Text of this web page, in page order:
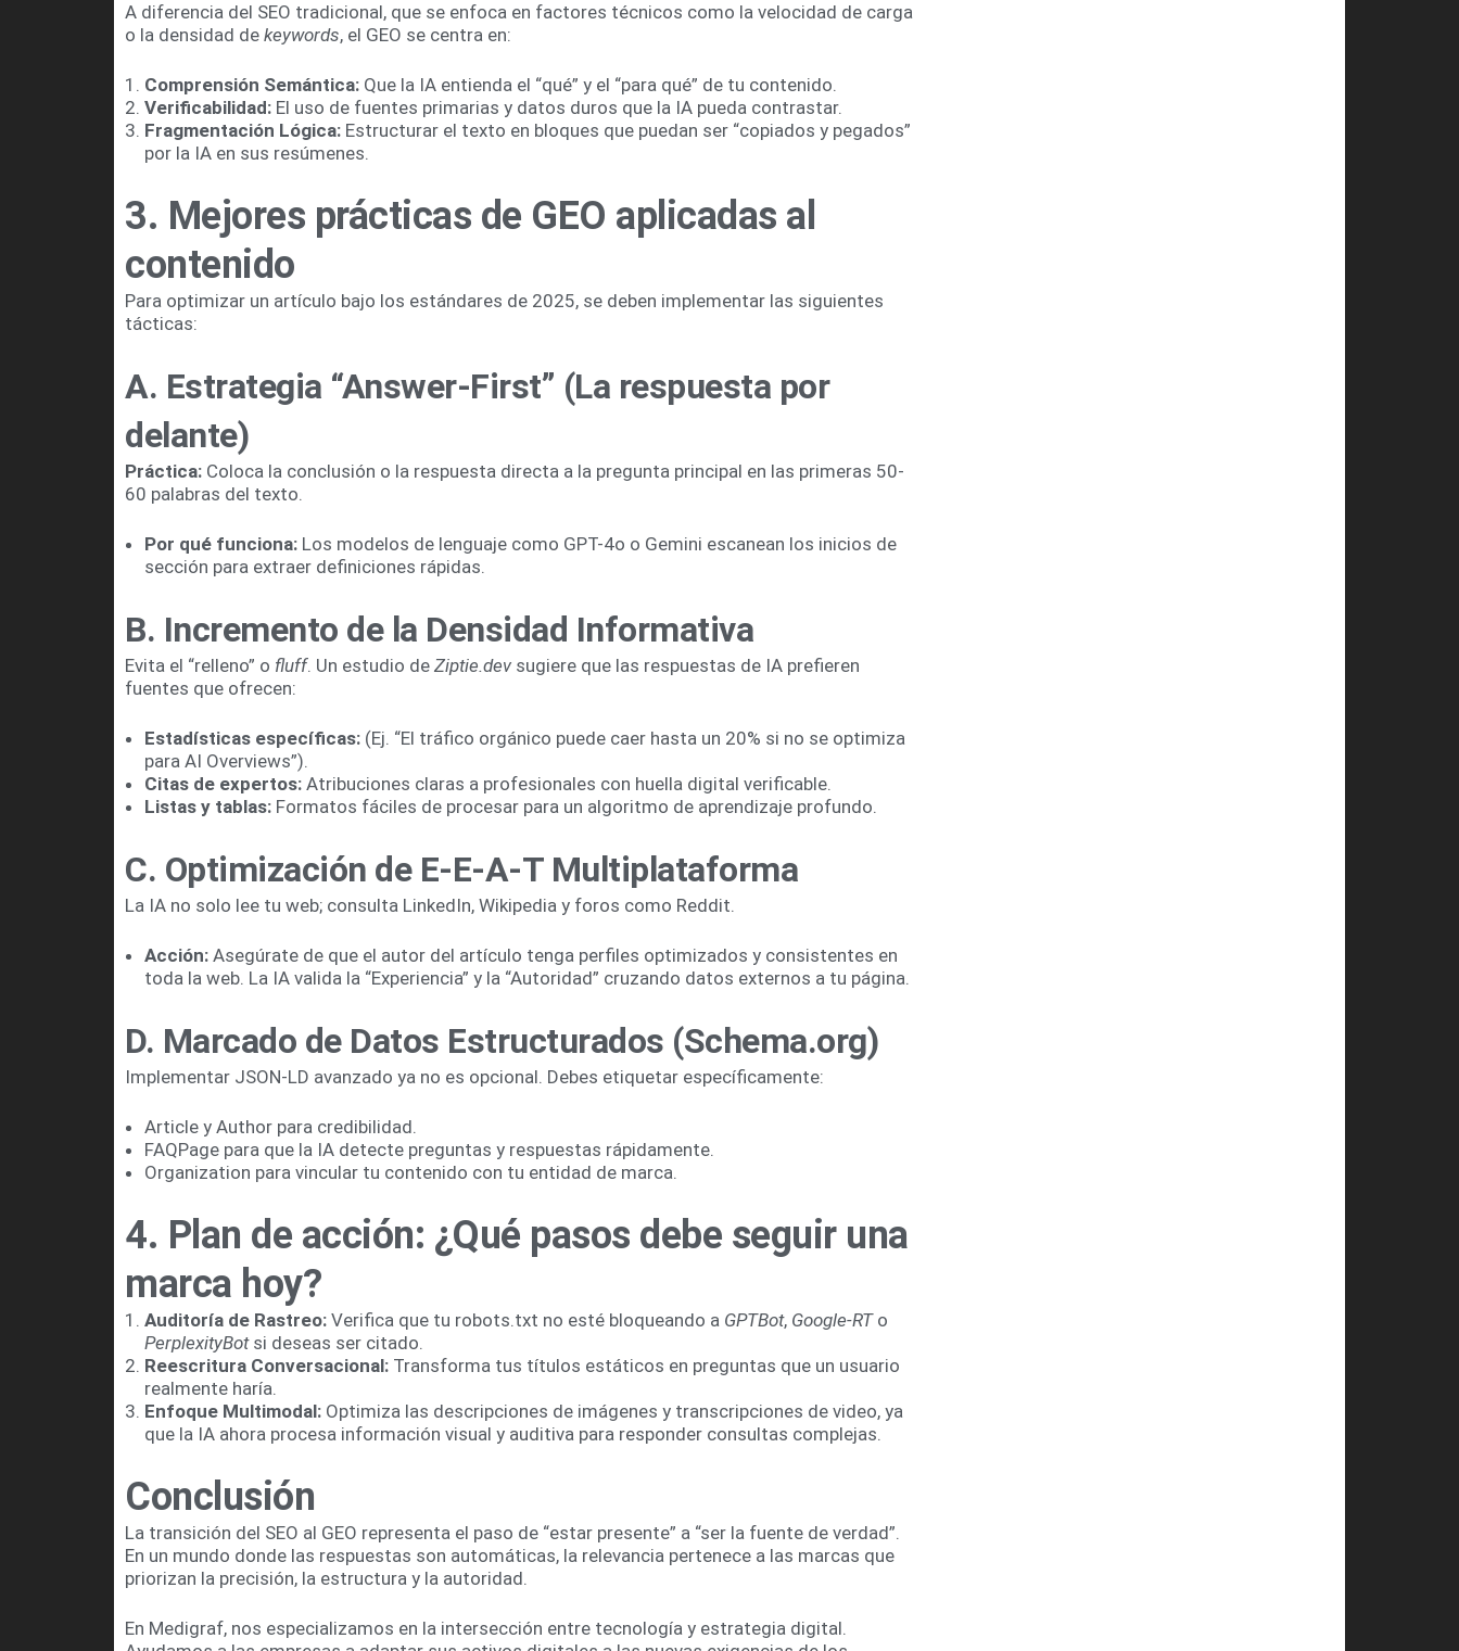
A diferencia del SEO tradicional, que se enfoca en factores técnicos como la velocidad de carga
o la densidad de keywords, el GEO se centra en:
Comprensión Semántica: Que la IA entienda el “qué” y el “para qué” de tu contenido.
Verificabilidad: El uso de fuentes primarias y datos duros que la IA pueda contrastar.
Fragmentación Lógica: Estructurar el texto en bloques que puedan ser “copiados y pegados”
por la IA en sus resúmenes.
3. Mejores prácticas de GEO aplicadas al
contenido
Para optimizar un artículo bajo los estándares de 2025, se deben implementar las siguientes
tácticas:
A. Estrategia “Answer-First” (La respuesta por
delante)
Práctica: Coloca la conclusión o la respuesta directa a la pregunta principal en las primeras 50-
60 palabras del texto.
Por qué funciona: Los modelos de lenguaje como GPT-4o o Gemini escanean los inicios de
sección para extraer definiciones rápidas.
B. Incremento de la Densidad Informativa
Evita el “relleno” o fluff. Un estudio de Ziptie.dev sugiere que las respuestas de IA prefieren
fuentes que ofrecen:
Estadísticas específicas: (Ej. “El tráfico orgánico puede caer hasta un 20% si no se optimiza
para AI Overviews”).
Citas de expertos: Atribuciones claras a profesionales con huella digital verificable.
Listas y tablas: Formatos fáciles de procesar para un algoritmo de aprendizaje profundo.
C. Optimización de E-E-A-T Multiplataforma
La IA no solo lee tu web; consulta LinkedIn, Wikipedia y foros como Reddit.
Acción: Asegúrate de que el autor del artículo tenga perfiles optimizados y consistentes en
toda la web. La IA valida la “Experiencia” y la “Autoridad” cruzando datos externos a tu página.
D. Marcado de Datos Estructurados (Schema.org)
Implementar JSON-LD avanzado ya no es opcional. Debes etiquetar específicamente:
Article y Author para credibilidad.
FAQPage para que la IA detecte preguntas y respuestas rápidamente.
Organization para vincular tu contenido con tu entidad de marca.
4. Plan de acción: ¿Qué pasos debe seguir una
marca hoy?
Auditoría de Rastreo: Verifica que tu robots.txt no esté bloqueando a GPTBot, Google-RTo
PerplexityBotsi deseas ser citado.
Reescritura Conversacional: Transforma tus títulos estáticos en preguntas que un usuario
realmente haría.
Enfoque Multimodal: Optimiza las descripciones de imágenes y transcripciones de video, ya
que la IA ahora procesa información visual y auditiva para responder consultas complejas.
Conclusión
La transición del SEO al GEO representa el paso de “estar presente” a “ser la fuente de verdad”.
En un mundo donde las respuestas son automáticas, la relevancia pertenece a las marcas que
priorizan la precisión, la estructura y la autoridad.
En Medigraf, nos especializamos en la intersección entre tecnología y estrategia digital.